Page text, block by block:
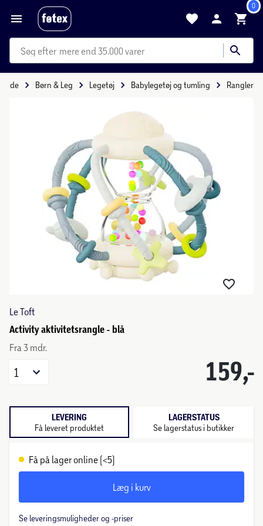
0
mere end 35.000 varer
Børn & Leg Legetøj Babylegetøj og tumling Rangler
Le Toft
Activity aktivitetsrangle - blå
Fra 3 mdr.
159,-
1
LEVERING
Få leveret produktet
LAGERSTATUS
Se lagerstatus i butikker
Få på lager online (<5)
Læg i kurv
Se leveringsmuligheder og -priser